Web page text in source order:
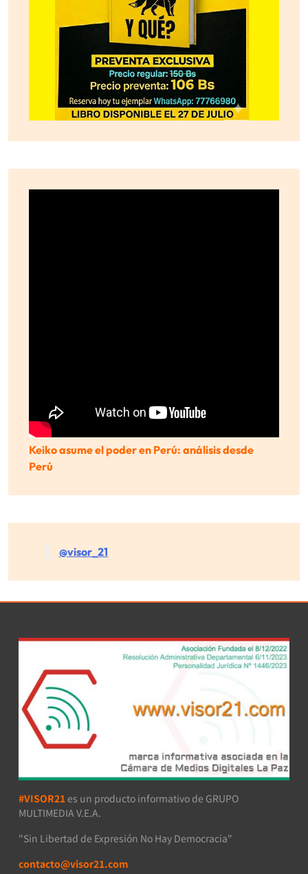
Keiko asume el poder en Perú: análisis desde
Perú
@visor_21
#VISOR21 es un producto informativo de GRUPO
MULTIMEDIA V.E.A.
"Sin Libertad de Expresión No Hay Democracia"
contacto@visor21.com